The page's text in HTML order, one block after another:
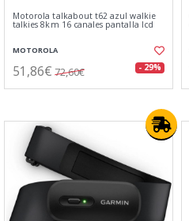
Motorola talkabout t62 azul walkie
talkies 8km 16 canales pantalla lcd
MOTOROLA
51,86€ 72,60€ - 29%